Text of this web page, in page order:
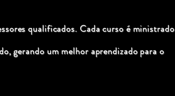
qualificados. Cada curso é ministrado
gerando um melhor aprendizado para o